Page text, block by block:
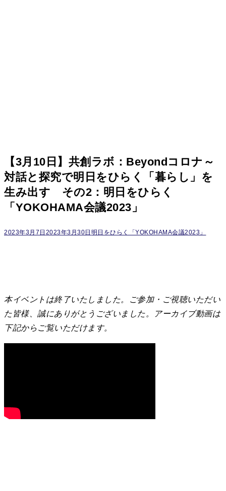
【3月10日】共創ラボ：Beyondコロナ～
対話と探究で明日をひらく「暮らし」を
生み出す その2：明日をひらく
「YOKOHAMA会議2023」
2023年3月7日 2023年3月30日 明日をひらく「YOKOHAMA会議2023」
本イベントは終了いたしました。ご参加・ご視聴いただい
た皆様、誠にありがとうございました。アーカイブ動画は
下記からご覧いただけます。